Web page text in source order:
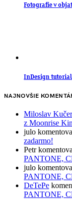
Fotografie v
InDesign
NAJNOVŠIE
Miloslav
z Moonrise
julo
zadarmo!
Petr
PANTONE,
julo
PANTONE,
DeTePe
PANTONE,